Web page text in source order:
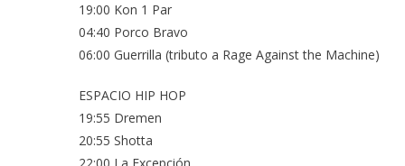
19:00 Kon 1 Par
04:40 Porco Bravo
06:00 Guerrilla (tributo a Rage Against the Machine)
ESPACIO HIP HOP
19:55 Dremen
20:55 Shotta